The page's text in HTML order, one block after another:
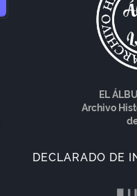
EL
Archivo
DECLARADO DE